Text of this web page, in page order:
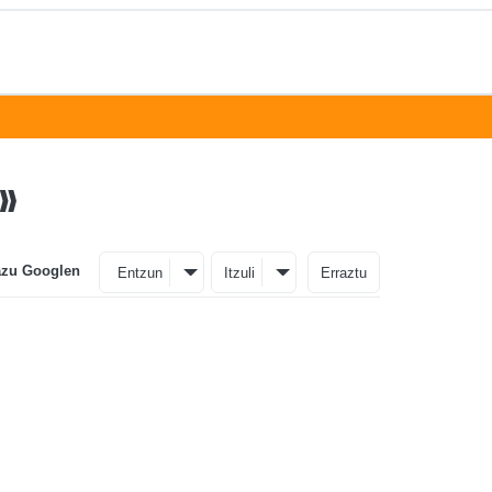
Googlen Entzun Itzuli Erraztu